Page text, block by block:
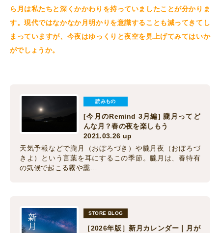
ら月は私たちと深くかかわりを持っていましたことが分かりま
す。現代ではなかなか月明かりを意識することも減ってきてし
まっていますが、今夜はゆっくりと夜空を見上げてみてはいか
がでしょうか。
読みもの
[今月のRemind 3月編] 朧月ってど
んな月？春の夜を楽しもう
2021.03.26 up
天気予報などで朧月（おぼろづき）や朧月夜（おぼろづ
きよ）という言葉を耳にするこの季節。朧月は、春特有
の気候で起こる霧や靄…
STORE BLOG
［2026年版］新月カレンダー｜月が